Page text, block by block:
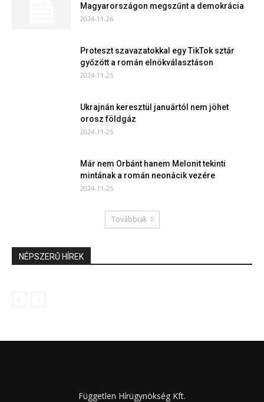
Magyarországon megszűnt a demokrácia
2024-11-26
Proteszt szavazatokkal egy TikTok sztár
győzött a román elnökválasztáson
2024-11-25
Ukrajnán keresztül januártól nem jöhet
orosz földgáz
2024-11-25
Már nem Orbánt hanem Melonit tekinti
mintának a román neonácik vezére
2024-11-25
Továbbiak
NÉPSZERŰ HÍREK
Független Hírügynökség Kft.